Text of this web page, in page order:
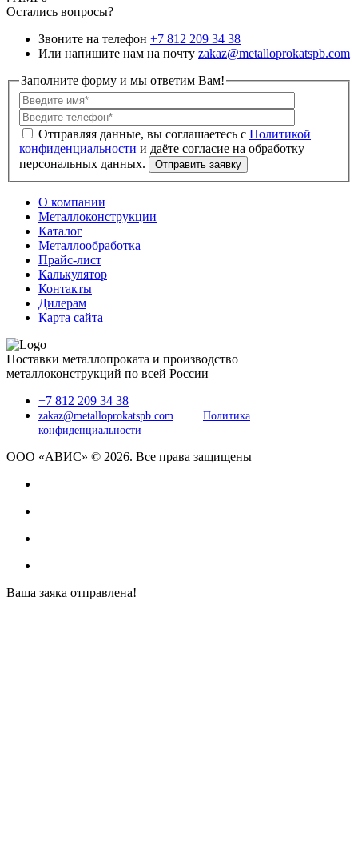
Остались вопросы?
Звоните на телефон +7 812 209 34 38
Или напишите нам на почту zakaz@metalloprokatspb.com
Заполните форму и мы ответим Вам!
Политикой
конфиденциальности
О компании
Металлоконструкции
Каталог
Металлообработка
Прайс-лист
Калькулятор
Контакты
Дилерам
Карта сайта
Поставки металлопроката и производство
металлоконструкций по всей России
+7 812 209 34 38
zakaz@metalloprokatspb.com
Политика
конфиденциальности
ООО «АВИС» © 2026. Все права защищены
Ваша заяка отправлена!